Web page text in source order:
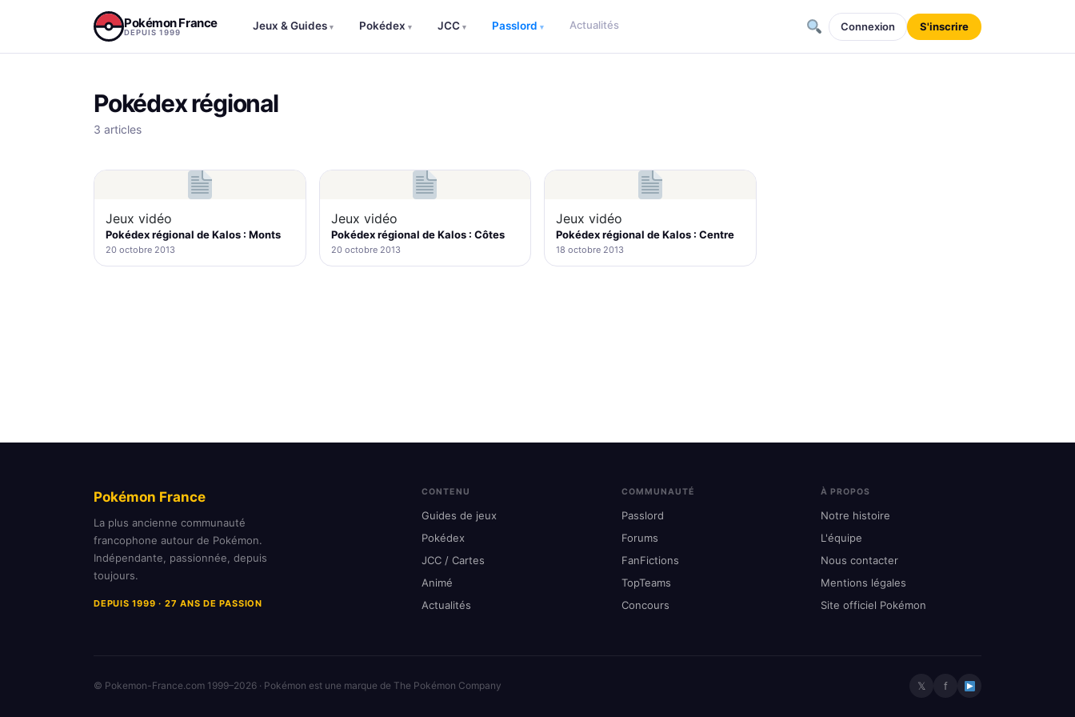
Pokémon France
DEPUIS 1999
Jeux & Guides ▾ Pokédex ▾ JCC ▾ Passlord ▾ Actualités Connexion S'inscrire
Pokédex régional
3 articles
Jeux vidéo
Pokédex régional de Kalos : Monts
20 octobre 2013
Jeux vidéo
Pokédex régional de Kalos : Côtes
20 octobre 2013
Jeux vidéo
Pokédex régional de Kalos : Centre
18 octobre 2013
Pokémon France
La plus ancienne communauté
francophone autour de Pokémon.
Indépendante, passionnée, depuis
toujours.
DEPUIS 1999 · 27 ANS DE PASSION
CONTENU
Guides de jeux
Pokédex
JCC / Cartes
Animé
Actualités
COMMUNAUTÉ
Passlord
Forums
FanFictions
TopTeams
Concours
À PROPOS
Notre histoire
L'équipe
Nous contacter
Mentions légales
Site officiel Pokémon
© Pokemon-France.com 1999–2026 · Pokémon est une marque de The Pokémon Company 𝕏 f